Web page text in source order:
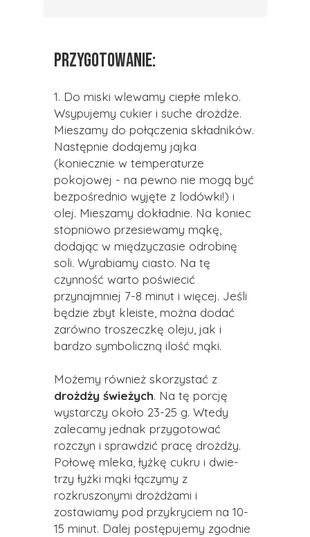
PRZYGOTOWANIE:
1. Do miski wlewamy ciepłe mleko.
Wsypujemy cukier i suche drożdże.
Mieszamy do połączenia składników.
Następnie dodajemy jajka
(koniecznie w temperaturze
pokojowej - na pewno nie mogą być
bezpośrednio wyjęte z lodówki!) i
olej. Mieszamy dokładnie. Na koniec
stopniowo przesiewamy mąkę,
dodając w międzyczasie odrobinę
soli. Wyrabiamy ciasto. Na tę
czynność warto poświecić
przynajmniej 7-8 minut i więcej. Jeśli
będzie zbyt kleiste, można dodać
zarówno troszeczkę oleju, jak i
bardzo symboliczną ilość mąki.
Możemy również skorzystać z
drożdży świeżych. Na tę porcję
wystarczy około 23-25 g. Wtedy
zalecamy jednak przygotować
rozczyn i sprawdzić pracę drożdży.
Połowę mleka, łyżkę cukru i dwie-
trzy łyżki mąki łączymy z
rozkruszonymi drożdżami i
zostawiamy pod przykryciem na 10-
15 minut. Dalej postępujemy zgodnie